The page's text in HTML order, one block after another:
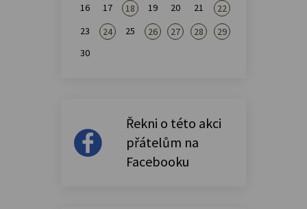
16
17 18 19 20 21
22
23
24 25 26 27 28
29
30
Řekni o této akci
přátelům na
Facebooku